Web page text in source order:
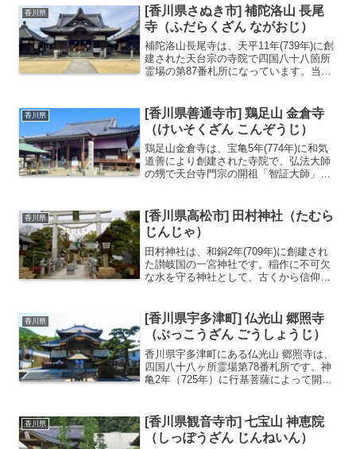
命「諸国国分寺建立の詔」（天平13年・
741年）により、...
香川県
[香川県さぬき市] 補陀洛山 長尾
寺（ふだらくざん ながおじ）
補陀洛山長尾寺は、天平11年(739年)に創
建された天台宗の寺院で四国八十八箇所
霊場の第87番札所になっています。当地
のが始まりと伝わります。四国八十八箇
所霊場 第八十...
香川県
[香川県善通寺市] 鶏足山 金倉寺
（けいそくざん こんぞうじ）
鶏足山金倉寺は、宝亀5年(774年)に和気
道善により創建された寺院で、弘法大師
の甥で天台寺門宗の開祖「智証大師」が
希典(のぎまれすけ)将軍が、明治31年
(1898年)...
香川県
[香川県高松市] 田村神社（たむら
じんじゃ）
田村神社は、和銅2年(709年)に創建され
た讃岐国の一宮神社です。稲作に不可欠
な水を守る神社として、古くから信仰を
宮神社摂社である「宇都伎社」には高さ
5.7mもの龍神様...
香川県
[香川県宇多津町] 仏光山 郷照寺
（ぶっこうざん ごうしょうじ）
香川県宇多津町にある仏光山 郷照寺は、
四国八十八ヶ所霊場第78番札所です。神
亀2年（725年）に行基菩薩によって開創
の像を刻んで厄除けの誓願をされたこと
から、「厄除けう...
香川県
[香川県観音寺市] 七宝山 神恵院
（しっぽうざん じんねいん）